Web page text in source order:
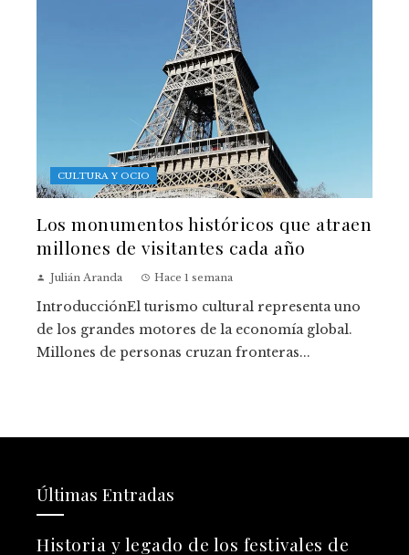
CULTURA Y OCIO
Los monumentos históricos que atraen
millones de visitantes cada año
Julián Aranda Hace 1 semana
IntroducciónEl turismo cultural representa uno
de los grandes motores de la economía global.
Millones de personas cruzan fronteras...
Últimas Entradas
Historia y legado de los festivales de